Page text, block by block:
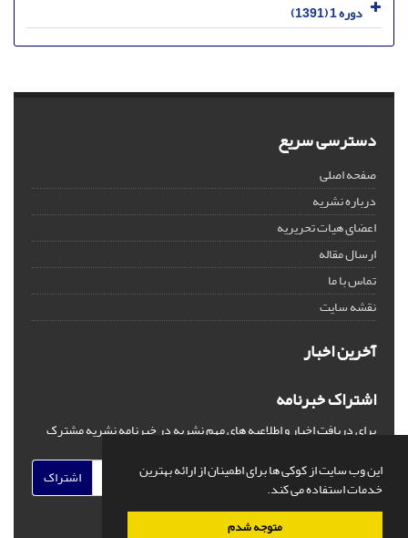
این وب سایت از کوکی ها برای اطمینان از ارائه بهترین
خدمات استفاده می کند.
متوجه شدم
دوره 1 (1391)
دسترسی سریع
صفحه اصلی
درباره نشریه
اعضای هیات تحریریه
ارسال مقاله
تماس با ما
نقشه سایت
آخرین اخبار
اشتراک خبرنامه
برای دریافت اخبار و اطلاعیه های مهم نشریه در خبرنامه نشریه مشترک
اشتراک